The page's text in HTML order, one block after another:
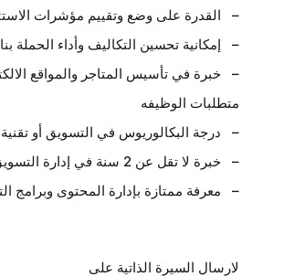
– القدرة على وضع وتقييم مؤشرات
– إمكانية تحسين التكاليف وأداء الحملة
– خبرة في تأسيس المتاجر والمواقع
متطلبات الوظيفه
– درجة البكالوريوس في التسويق أو
– خبرة لا تقل عن 2 سنة في إدارة التسويق الرقمي أو أي دور مماثل في مجال التسويق الرقمي
– معرفة ممتازة بإدارة المحتوى وبرامج
لارسال السيرة الذاتية على